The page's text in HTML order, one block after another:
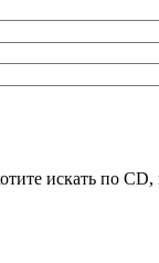
искать по